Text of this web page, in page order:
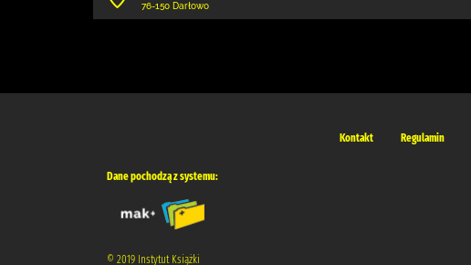
76-150 Darłowo
Kontakt Regulamin
Dane pochodzą z systemu:
© 2019 Instytut Książki